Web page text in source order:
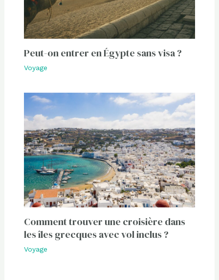
Peut-on entrer en Égypte sans visa ?
Voyage
Comment trouver une croisière dans
les îles grecques avec vol inclus ?
Voyage